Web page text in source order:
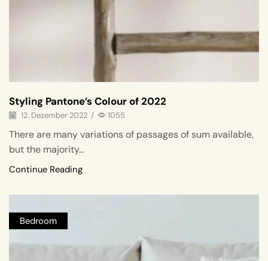
Styling Pantone’s Colour of 2022
12. Dezember 2022 / 1055
There are many variations of passages of sum available,
but the majority...
Continue Reading
Bedroom